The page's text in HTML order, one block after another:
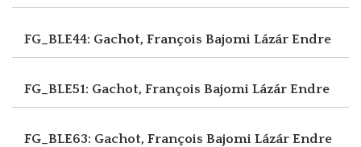
FG_BLE44: Gachot, François Bajomi Lázár Endre
FG_BLE51: Gachot, François Bajomi Lázár Endre
FG_BLE63: Gachot, François Bajomi Lázár Endre